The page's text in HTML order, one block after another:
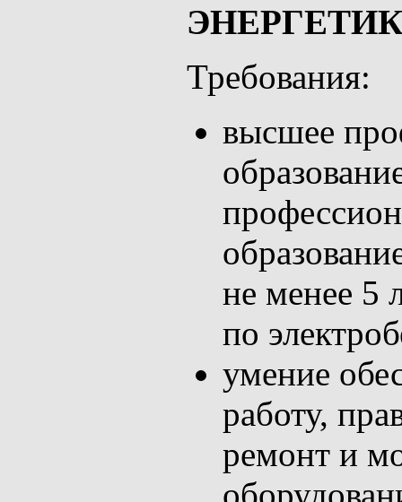
ЭНЕРГЕТИК
Требования:
высшее
не менее 5
по
умение
работу,
ремонт и